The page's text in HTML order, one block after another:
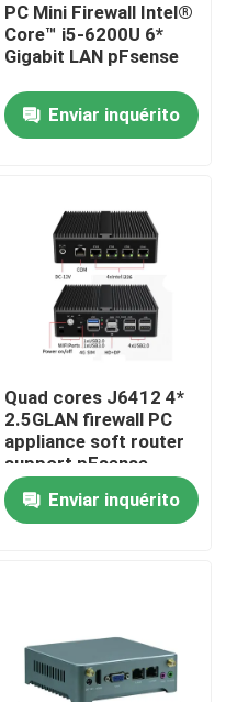
PC Mini Firewall Intel®
Core™ i5-6200U 6*
Gigabit LAN pFsense
Enviar inquérito
Quad cores J6412 4*
2.5GLAN firewall PC
appliance soft router
support pFsense
Enviar inquérito